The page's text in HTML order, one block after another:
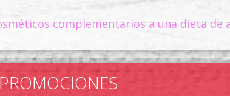
complementarios a una dieta de